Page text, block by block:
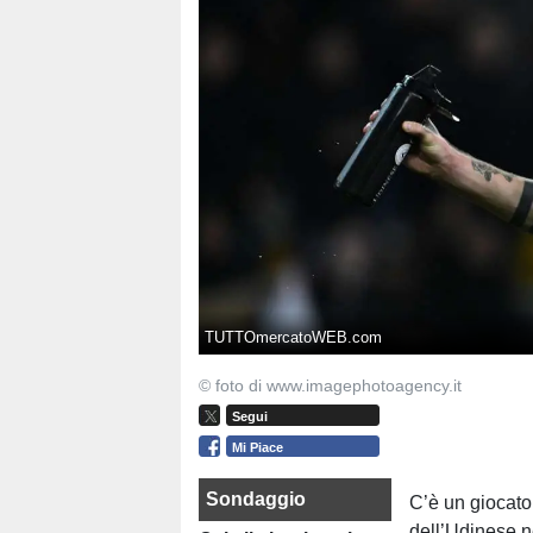
TUTTOmercatoWEB.com
© foto di www.imagephotoagency.it
Segui
Mi Piace
Sondaggio
C’è un